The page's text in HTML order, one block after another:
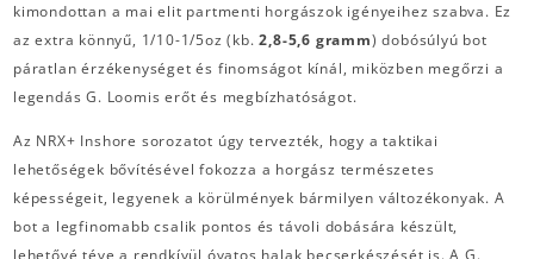
kimondottan a mai elit partmenti horgászok igényeihez szabva. Ez
az extra könnyű, 1/10-1/5oz (kb.2,8-5,6 gramm) dobósúlyú bot
páratlan érzékenységet és finomságot kínál, miközben megőrzi a
legendás G. Loomis erőt és megbízhatóságot.
Az NRX+ Inshore sorozatot úgy tervezték, hogy a taktikai
lehetőségek bővítésével fokozza a horgász természetes
képességeit, legyenek a körülmények bármilyen változékonyak. A
bot a legfinomabb csalik pontos és távoli dobására készült,
lehetővé téve a rendkívül óvatos halak becserkészését is. A G.